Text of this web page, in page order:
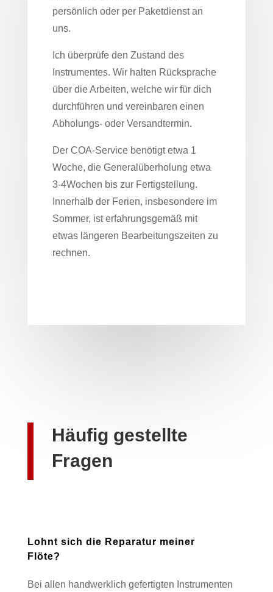
persönlich oder per Paketdienst an
uns.
Ich überprüfe den Zustand des
Instrumentes. Wir halten Rücksprache
über die Arbeiten, welche wir für dich
durchführen und vereinbaren einen
Abholungs- oder Versandtermin.
Der COA-Service benötigt etwa 1
Woche, die Generalüberholung etwa
3-4Wochen bis zur Fertigstellung.
Innerhalb der Ferien, insbesondere im
Sommer, ist erfahrungsgemäß mit
etwas längeren Bearbeitungszeiten zu
rechnen.
Häufig gestellte
Fragen
Lohnt sich die Reparatur meiner
Flöte?
Bei allen handwerklich gefertigten Instrumenten